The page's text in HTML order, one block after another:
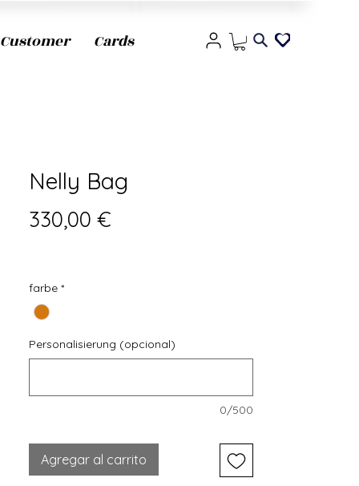
Customer Cards
Nelly Bag
330,00 €
farbe *
Personalisierung (opcional)
0/500
Agregar al carrito